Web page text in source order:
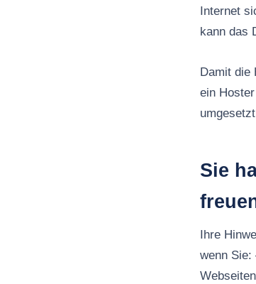
Internet
kann das
Damit die
ein
Sie
Ihre
wenn Sie: